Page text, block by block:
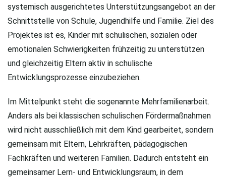
systemisch ausgerichtetes Unterstützungsangebot an der
Schnittstelle von Schule, Jugendhilfe und Familie. Ziel des
Projektes ist es, Kinder mit schulischen, sozialen oder
emotionalen Schwierigkeiten frühzeitig zu unterstützen
und gleichzeitig Eltern aktiv in schulische
Entwicklungsprozesse einzubeziehen.
Im Mittelpunkt steht die sogenannte Mehrfamilienarbeit.
Anders als bei klassischen schulischen Fördermaßnahmen
wird nicht ausschließlich mit dem Kind gearbeitet, sondern
gemeinsam mit Eltern, Lehrkräften, pädagogischen
Fachkräften und weiteren Familien. Dadurch entsteht ein
gemeinsamer Lern- und Entwicklungsraum, in dem